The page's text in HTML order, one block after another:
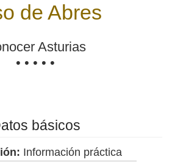
de Abres
Asturias
• • • • •
básicos
Información práctica